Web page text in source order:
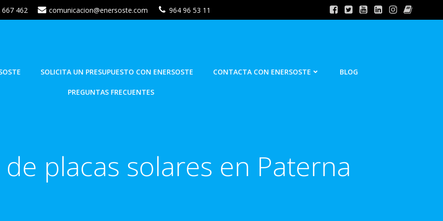
667 462 comunicacion@enersoste.com 964 96 53 11
SOLICITA UN PRESUPUESTO CON ENERSOSTE CONTACTA CON ENERSOSTE BLOG
PREGUNTAS FRECUENTES
placas solares en Paterna